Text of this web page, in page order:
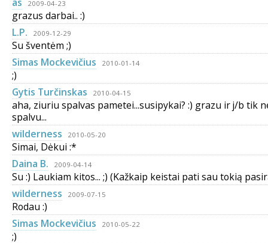
2009-04-23
grazus darbai.. :)
L.P.
2009-12-29
Su šventėm ;)
Simas Mockevičius
2010-01-14
;)
Gytis Turčinskas
2010-04-15
aha, ziuriu spalvas pametei...susipykai? :) grazu ir j/b tik
spalvu...
wilderness
2010-05-20
Simai, Dėkui :*
Daina B.
2009-04-14
Su :) Laukiam kitos... ;) (Kažkaip keistai pati sau tokią
wilderness
2009-07-15
Rodau :)
Simas Mockevičius
2010-05-22
;)